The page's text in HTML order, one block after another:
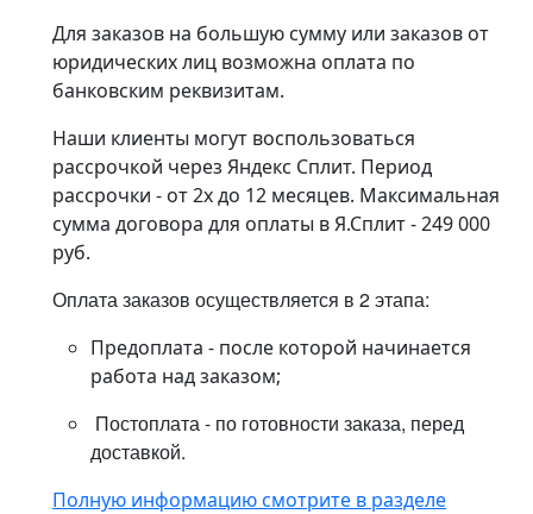
Для заказов на большую сумму или заказов от
юридических лиц возможна оплата по
банковским реквизитам.
Наши клиенты могут воспользоваться
рассрочкой через Яндекс Сплит. Период
рассрочки - от 2х до 12 месяцев. Максимальная
сумма договора для оплаты в Я.Сплит - 249 000
руб.
Оплата заказов осуществляется в 2 этапа:
Предоплата - после которой начинается
работа над заказом;
Постоплата - по готовности заказа, перед
доставкой.
Полную информацию смотрите в разделе